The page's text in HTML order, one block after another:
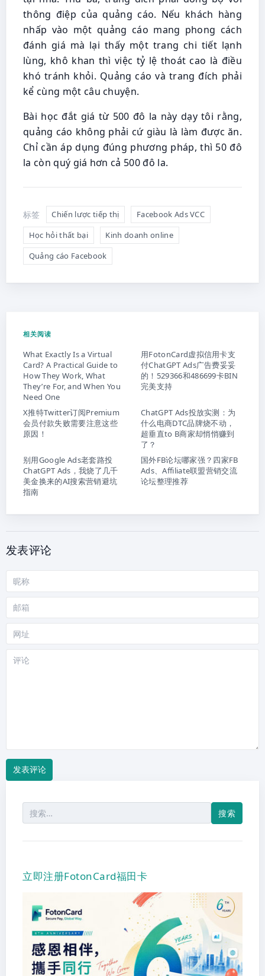
thông điệp của quảng cáo. Nếu khách hàng
nhấp vào một quảng cáo mang phong cách
đánh giá mà lại thấy một trang chi tiết lạnh
lùng, khô khan thì việc tỷ lệ thoát cao là điều
khó tránh khỏi. Quảng cáo và trang đích phải
kể cùng một câu chuyện.
Bài học đắt giá từ 500 đô la này dạy tôi rằng,
quảng cáo không phải cứ giàu là làm được ăn.
Chỉ cần áp dụng đúng phương pháp, thì 50 đô
la còn quý giá hơn cả 500 đô la.
标签 Chiến lược tiếp thị
Facebook Ads VCC
Học hỏi thất bại
Kinh doanh online
Quảng cáo Facebook
相关阅读
What Exactly Is a Virtual
Card? A Practical Guide to
How They Work, What
They’re For, and When You
Need One
用FotonCard虚拟信用卡支
付ChatGPT Ads广告费妥妥
的！529366和486699卡BIN
完美支持
X推特Twitter订阅Premium
会员付款失败需要注意这些
原因！
ChatGPT Ads投放实测：为
什么电商DTC品牌烧不动，
超垂直to B商家却悄悄赚到
了？
别用Google Ads老套路投
ChatGPT Ads，我烧了几千
美金换来的AI搜索营销避坑
指南
国外FB论坛哪家强？四家FB
Ads、Affiliate联盟营销交流
论坛整理推荐
发表评论
评
昵
称
邮
箱
网
站
索：
立即注册FotonCard福田卡